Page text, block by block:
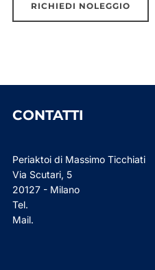
RICHIEDI NOLEGGIO
CONTATTI
Periaktoi di Massimo Ticchiati
Via Scutari, 5
20127 - Milano
Tel.
Mail.